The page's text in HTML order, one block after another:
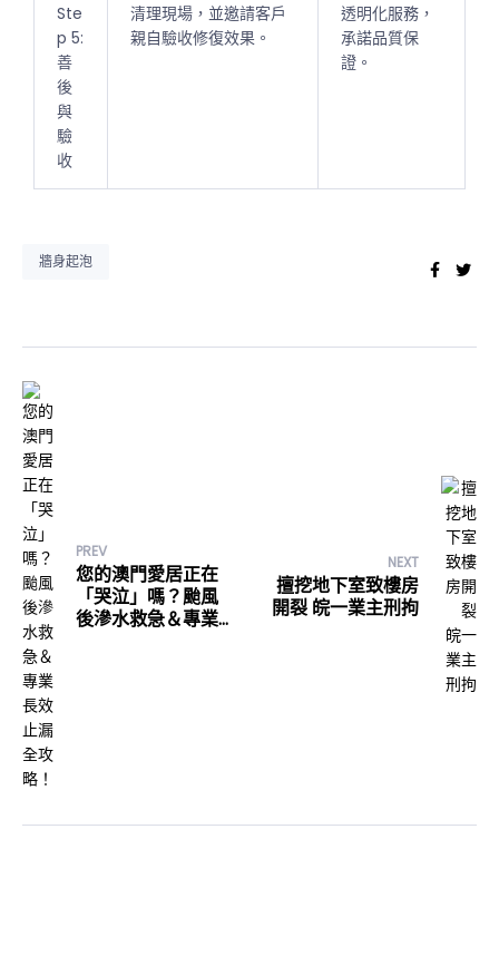
Ste
p 5:
善
後
與
驗
收
清理現場，並邀請客戶
親自驗收修復效果。
透明化服務，
承諾品質保
證。
牆身起泡
PREV
您的澳門愛居正在
「哭泣」嗎？颱風
後滲水救急＆專業
NEXT
擅挖地下室致樓房
開裂 皖一業主刑拘